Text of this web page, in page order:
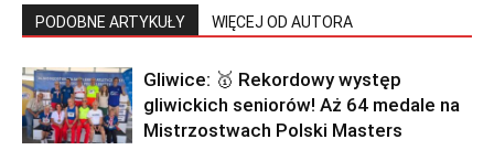
PODOBNE ARTYKUŁY WIĘCEJ OD AUTORA
Gliwice: 🥇 Rekordowy występ
gliwickich seniorów! Aż 64 medale na
Mistrzostwach Polski Masters